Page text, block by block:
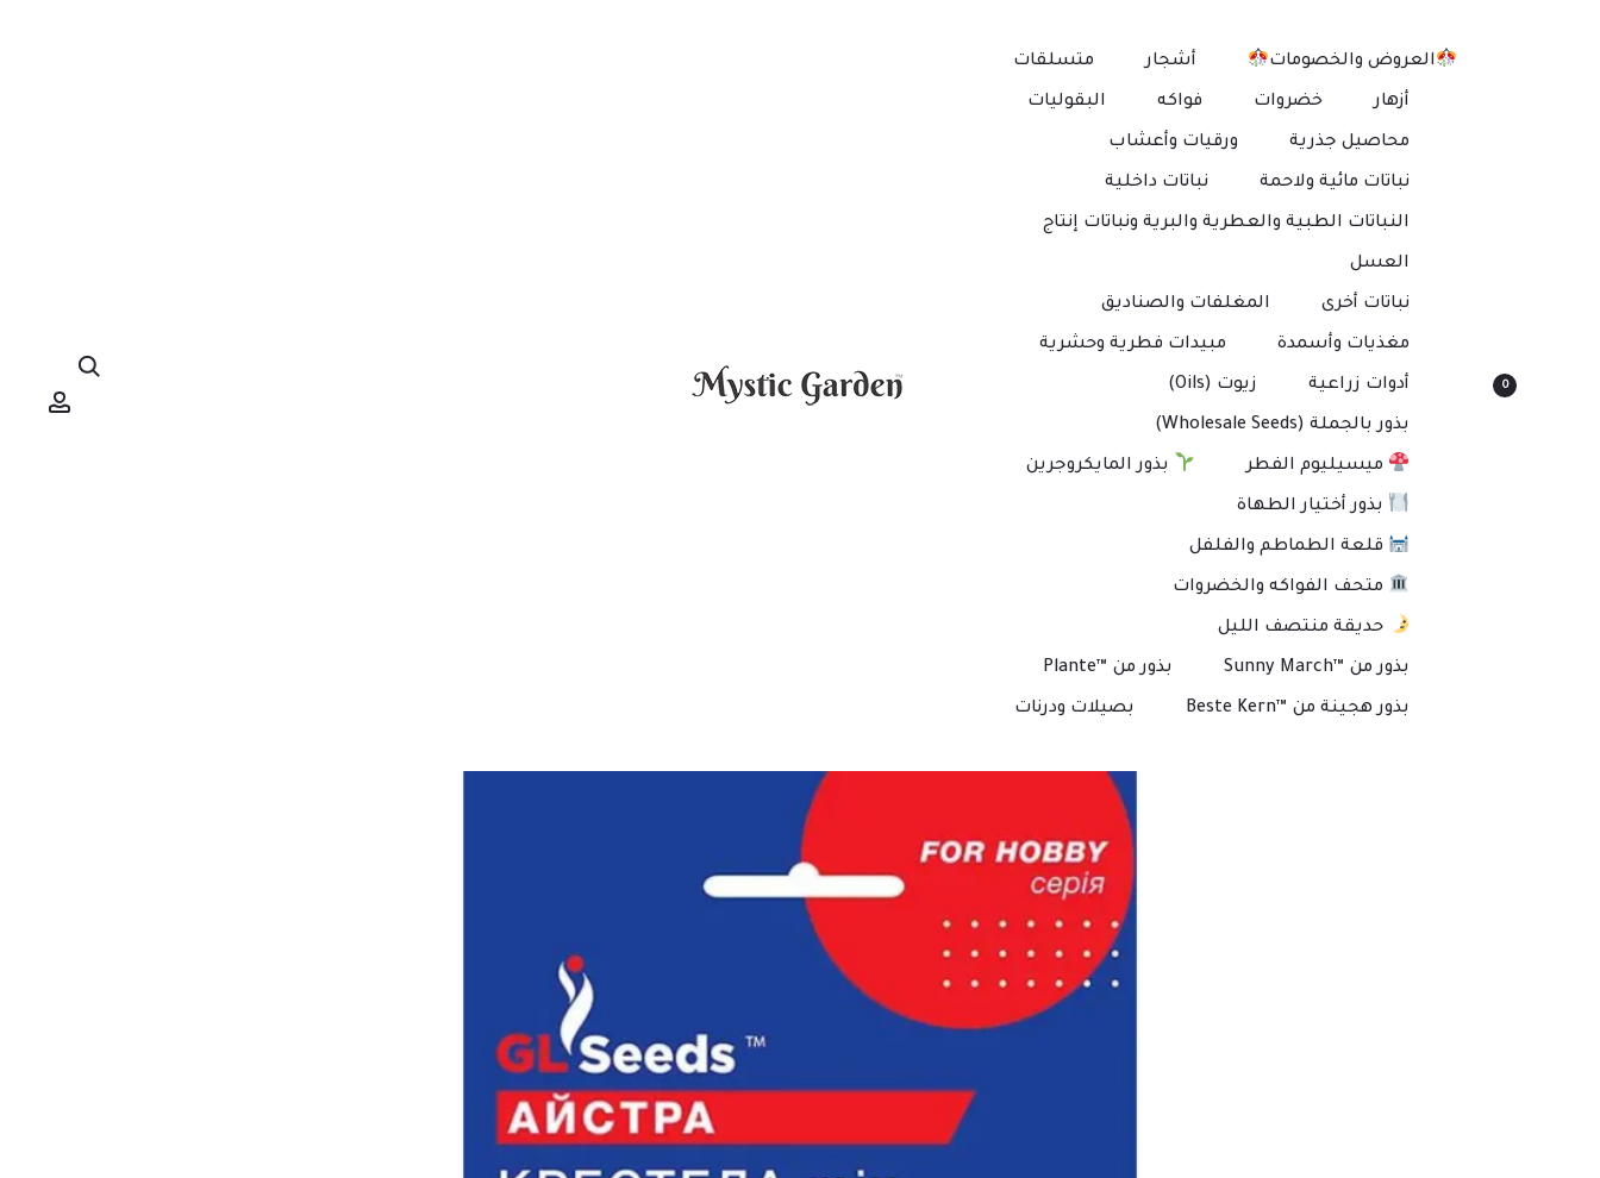
0
العروض والخصومات أشجار متسلقات
أزهار خضروات فواكه البقوليات
محاصيل جذرية ورقيات وأعشاب
نباتات مائية ولاحمة نباتات داخلية
النباتات الطبية والعطرية والبرية ونباتات إنتاج
العسل
نباتات أخرى المغلفات والصناديق
مغذيات وأسمدة مبيدات فطرية وحشرية
أدوات زراعية زيوت (Oils)
بذور بالجملة (Wholesale Seeds)
ميسيليوم الفطر بذور المايكروجرين
بذور أختيار الطهاة
قلعة الطماطم والفلفل
متحف الفواكه والخضروات
حديقة منتصف الليل
بذور من ™Sunny March بذور من ™Plante
بذور هجينة من ™Beste Kern بصيلات ودرنات